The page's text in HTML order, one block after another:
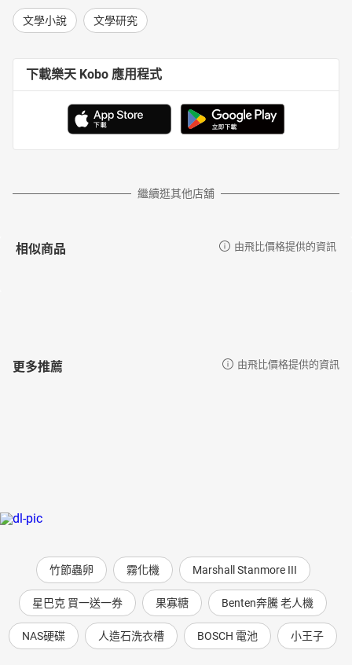
文學小說 文學研究
下載樂天 Kobo 應用程式
繼續逛其他店舖
相似商品 由飛比價格提供的資訊
更多推薦 由飛比價格提供的資訊
竹節蟲卵 霧化機 Marshall Stanmore III
星巴克 買一送一券 果寡糖 Benten奔騰 老人機
NAS硬碟 人造石洗衣槽 BOSCH 電池 小王子